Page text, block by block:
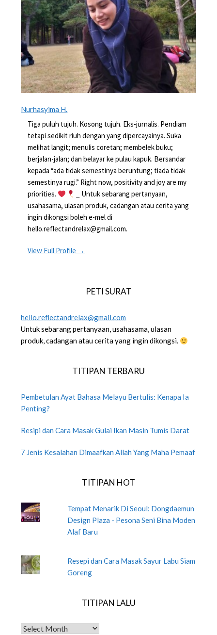
Nurhasyima H.
Tiga puluh tujuh. Kosong tujuh. Eks-jurnalis. Pendiam
tetapi sedikit riuh dengan yang dipercayainya. Suka
melihat langit; menulis coretan; membelek buku;
berjalan-jalan; dan belayar ke pulau kapuk. Bersandar
kepada “ada tidak semestinya beruntung; tiada tidak
semestinya rugi.” Right now, positivity and joy are my
priorities.
_ Untuk sebarang pertanyaan,
usahasama, ulasan produk, cadangan atau cerita yang
ingin dikongsi boleh e-mel di
hello.reflectandrelax@gmail.com.
View Full Profile →
PETI SURAT
hello.reflectandrelax@gmail.com
Untuk sebarang pertanyaan, usahasama, ulasan
produk, cadangan atau cerita yang ingin dikongsi.
TITIPAN TERBARU
Pembetulan Ayat Bahasa Melayu Bertulis: Kenapa Ia
Penting?
Resipi dan Cara Masak Gulai Ikan Masin Tumis Darat
7 Jenis Kesalahan Dimaafkan Allah Yang Maha Pemaaf
TITIPAN HOT
Tempat Menarik Di Seoul: Dongdaemun
Design Plaza - Pesona Seni Bina Moden
Alaf Baru
Resepi dan Cara Masak Sayur Labu Siam
Goreng
TITIPAN LALU
TITIPAN LALU